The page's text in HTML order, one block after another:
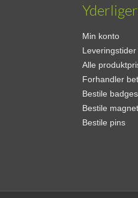
Min konto
Alle
Forhandler
Bestile badges
Bestile
Bestile pins